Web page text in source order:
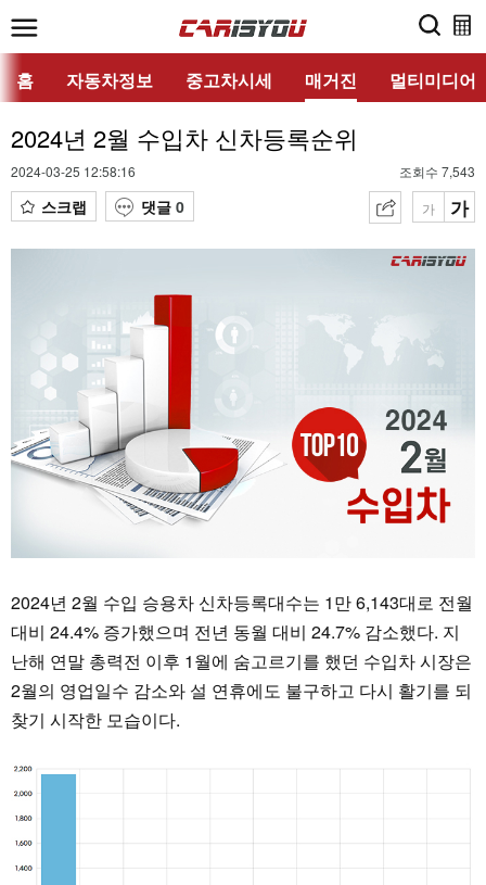
홈 자동차정보 중고차시세 매거진 멀티미디어
2024년 2월 수입차 신차등록순위
2024-03-25 12:58:16 조회수 7,543
스크랩 댓글 0 가 가
2024년 2월 수입 승용차 신차등록대수는 1만 6,143대로 전월
대비 24.4% 증가했으며 전년 동월 대비 24.7% 감소했다. 지
난해 연말 총력전 이후 1월에 숨고르기를 했던 수입차 시장은
2월의 영업일수 감소와 설 연휴에도 불구하고 다시 활기를 되
찾기 시작한 모습이다.